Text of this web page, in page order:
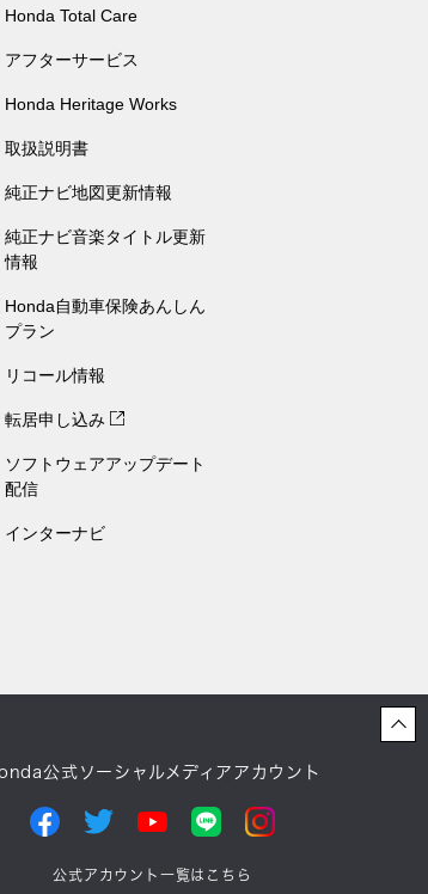
Honda Total Care
アフターサービス
Honda Heritage Works
取扱説明書
純正ナビ地図更新情報
純正ナビ音楽タイトル更新
情報
Honda自動車保険あんしん
プラン
リコール情報
転居申し込み
ソフトウェアアップデート
配信
インターナビ
公式ソーシャルメディアアカウント
公式アカウント一覧はこちら